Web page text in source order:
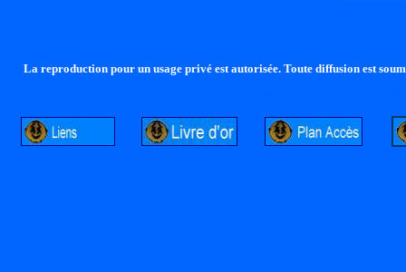
La reproduction pour un usage privé est autorisée. Toute diffusion est